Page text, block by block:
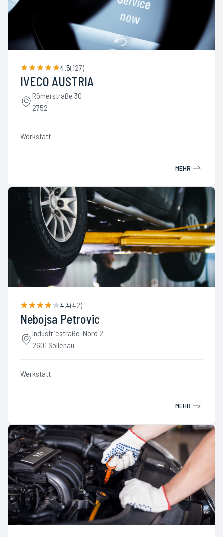
4.5(127)
IVECO AUSTRIA
Römerstraße 30
2752
Werkstatt
MEHR
4.4(42)
Nebojsa Petrovic
Industriestraße-Nord 2
2601 Sollenau
Werkstatt
MEHR